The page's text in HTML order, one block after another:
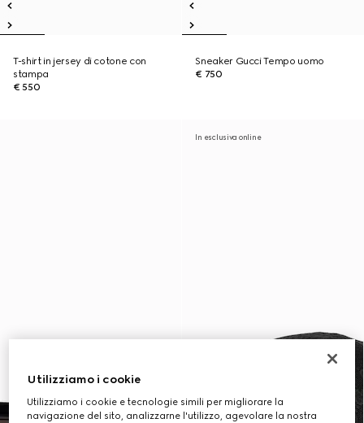
T-shirt in jersey di cotone con
stampa
€ 550
Sneaker Gucci Tempo uomo
€ 750
In esclusiva online
Utilizziamo i cookie
Utilizziamo i cookie e tecnologie simili per migliorare la
navigazione del sito, analizzarne l'utilizzo, agevolare la nostra